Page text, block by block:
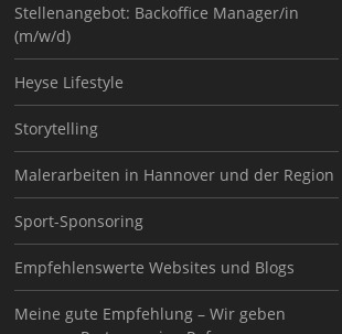
Stellenangebot: Backoffice Manager/in
(m/w/d)
Heyse Lifestyle
Storytelling
Malerarbeiten in Hannover und der Region
Sport-Sponsoring
Empfehlenswerte Websites und Blogs
Meine gute Empfehlung – Wir geben